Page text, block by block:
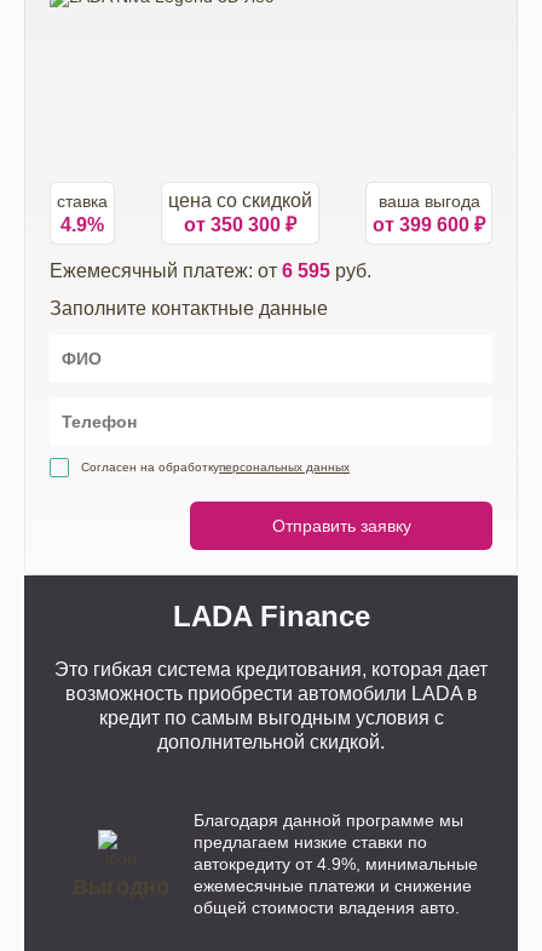
ставка
4.9%
цена со скидкой
от 350 300 ₽
ваша выгода
от 399 600 ₽
Ежемесячный платеж: от 6 595 руб.
Заполните контактные данные
Согласен на обработкуперсональных данных
Отправить заявку
LADA Finance
Это гибкая система кредитования, которая дает
возможность приобрести автомобили LADAв
кредит по самым выгодным условия с
дополнительной скидкой.
Благодаря данной программе мы
предлагаем низкие ставки по
автокредиту от 4.9%, минимальные
ежемесячные платежи и снижение
общей стоимости владения авто.